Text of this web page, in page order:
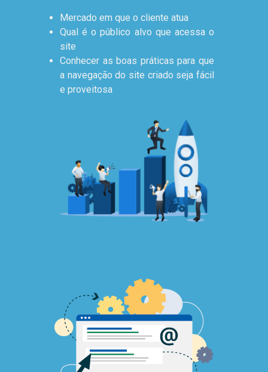
Mercado em que o cliente atua
Qual é o público alvo que acessa o
site
Conhecer as boas práticas para que
a navegação do site criado seja fácil
e proveitosa